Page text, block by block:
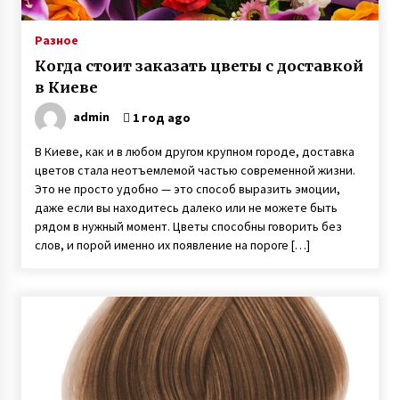
Разное
Когда стоит заказать цветы с доставкой
в Киеве
admin 1 год ago
В Киеве, как и в любом другом крупном городе, доставка
цветов стала неотъемлемой частью современной жизни.
Это не просто удобно — это способ выразить эмоции,
даже если вы находитесь далеко или не можете быть
рядом в нужный момент. Цветы способны говорить без
слов, и порой именно их появление на пороге […]